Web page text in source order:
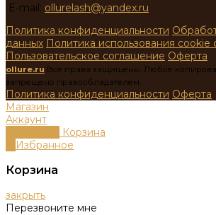
E-mail: ollurelash@yandex.ru
Политика конфиденциальности
данных Политика использования cookie
Пользовательское соглашение Оферта
ollure.ru Все права защищены. Любое
запрещено правообладателем.
Политика конфиденциальности Оферта
Магазин
Аккаунт
Корзина
Избранное
Корзина
закрыть
Перезвоните мне